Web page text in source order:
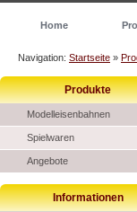
Home
Navigation: Startseite »
Produkte
Modelleisenbahnen
Spielwaren
Angebote
Informationen